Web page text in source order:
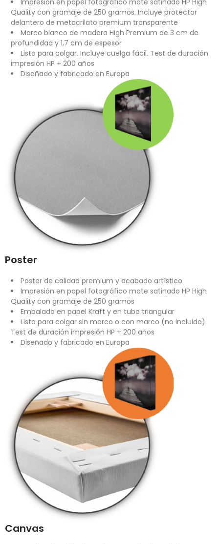
Impresión en papel fotográfico mate satinado HP High
Quality con gramaje de 250 gramos. Incluye protector
delantero de metacrilato premium transparente
Marco blanco de madera High Premium de 3 cm de
profundidad y 1,7 cm de espesor
Listo para colgar. Incluye cuelga fácil. Test de duración
impresión HP + 200 años
Diseñado y fabricado en Europa
Poster
Poster de calidad premium y acabado artístico
Impresión en papel fotográfico mate satinado HP High
Quality con gramaje de 250 gramos
Embalado en papel Kraft y en tubo triangular
Listo para colgar sin marco o con marco (no incluido).
Test de duración impresión HP + 200 años
Diseñado y fabricado en Europa
Canvas